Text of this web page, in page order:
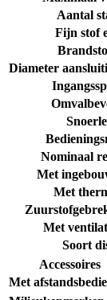
Aantal
Fijn stof
Diameter
Nominaal
Met
Met
Met
Soort
Accessoires
Met